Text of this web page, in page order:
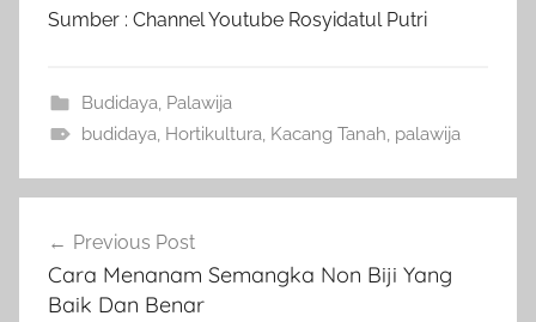
Sumber : Channel Youtube Rosyidatul Putri
Budidaya, Palawija
budidaya, Hortikultura, Kacang Tanah, palawija
pos
Previous Post
Cara Menanam Semangka Non Biji Yang
Baik Dan Benar